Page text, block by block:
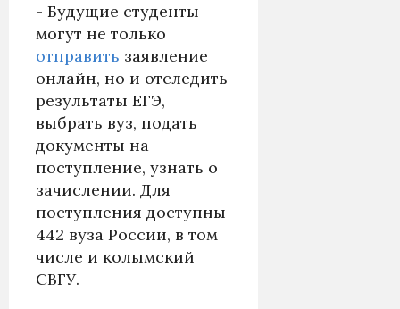
- Будущие студенты
могут не только
отправить заявление
онлайн, но и отследить
результаты ЕГЭ,
выбрать вуз, подать
документы на
поступление, узнать о
зачислении. Для
поступления доступны
442 вуза России, в том
числе и колымский
СВГУ.